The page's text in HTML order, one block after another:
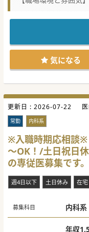
■看護師が運転と診
■最寄り駅から徒歩
め、日々の通勤スト
■土日祝日がお休み
時間を大切にしなが
【募集背景】
■地域における在宅
り多くの患者へ医療
り、設備面・人員面
す。
■近隣にある系列病
医療を提供できる意
【具体的な医療機関情
■同法人が運営する
容体急変時にも迅速
■電子カルテを導入
事務作業の負担が少
■週4日～のご勤務
す。中長期的なご就
気になる
更新日 : 2026-07-22
常勤 内科系
※入職時期応相談※
～OK！/土日祝日
の専従医募集です。
週4日以下 土日休み 在
募集科目 内科系
年収